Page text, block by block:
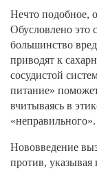
Нечто подобное,
Обусловлено это
большинство
приводят к
сосудистой
питание»
вчитываясь в
«неправильного».
Нововведение
против,